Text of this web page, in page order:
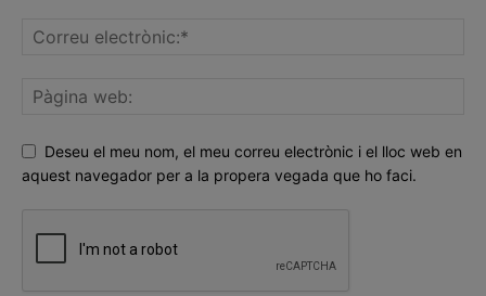
Deseu el meu nom, el meu correu electrònic i el lloc web en
aquest navegador per a la propera vegada que ho faci.